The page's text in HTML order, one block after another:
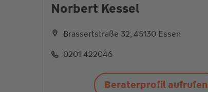
Norbert Kessel
Brassertstraße 32, 45130 Essen
0201 422046
Beraterprofil aufrufen